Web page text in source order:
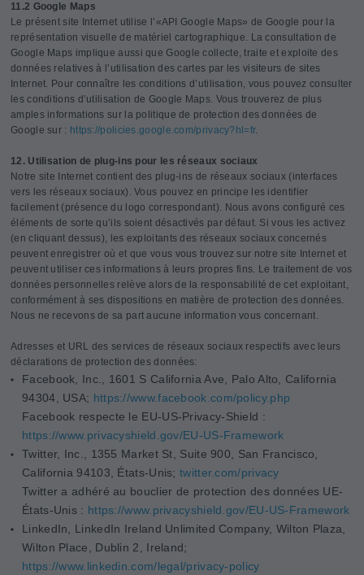
11.2 Google Maps
Le présent site Internet utilise l’«API Google Maps» de Google pour la
représentation visuelle de matériel cartographique. La consultation de
Google Maps implique aussi que Google collecte, traite et exploite des
données relatives à l’utilisation des cartes par les visiteurs de sites
Internet. Pour connaître les conditions d’utilisation, vous pouvez consulter
les conditions d’utilisation de Google Maps. Vous trouverez de plus
amples informations sur la politique de protection des données de
Google sur : https://policies.google.com/privacy?hl=fr.
12. Utilisation de plug-ins pour les réseaux sociaux
Notre site Internet contient des plug-ins de réseaux sociaux (interfaces
vers les réseaux sociaux). Vous pouvez en principe les identifier
facilement (présence du logo correspondant). Nous avons configuré ces
éléments de sorte qu’ils soient désactivés par défaut. Si vous les activez
(en cliquant dessus), les exploitants des réseaux sociaux concernés
peuvent enregistrer où et que vous vous trouvez sur notre site Internet et
peuvent utiliser ces informations à leurs propres fins. Le traitement de vos
données personnelles relève alors de la responsabilité de cet exploitant,
conformément à ses dispositions en matière de protection des données.
Nous ne recevons de sa part aucune information vous concernant.
Adresses et URL des services de réseaux sociaux respectifs avec leurs
déclarations de protection des données:
Facebook, Inc., 1601 S California Ave, Palo Alto, California
94304, USA; https://www.facebook.com/policy.php
Facebook respecte le EU-US-Privacy-Shield :
https://www.privacyshield.gov/EU-US-Framework
Twitter, Inc., 1355 Market St, Suite 900, San Francisco,
California 94103, États-Unis;twitter.com/privacy
Twitter a adhéré au bouclier de protection des données UE-
États-Unis : https://www.privacyshield.gov/EU-US-Framework
LinkedIn, LinkedIn Ireland Unlimited Company, Wilton Plaza,
Wilton Place, Dublin 2, Ireland;
https://www.linkedin.com/legal/privacy-policy